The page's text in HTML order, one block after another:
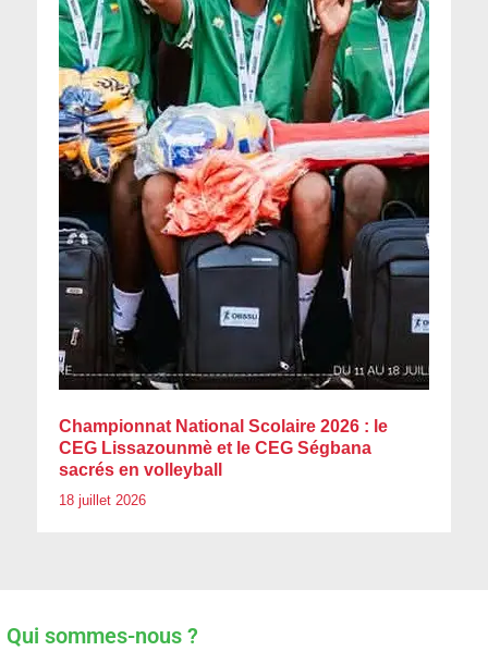
Championnat National Scolaire 2026 : le
CEG Lissazounmè et le CEG Ségbana
sacrés en volleyball
18 juillet 2026
Qui sommes-nous ?